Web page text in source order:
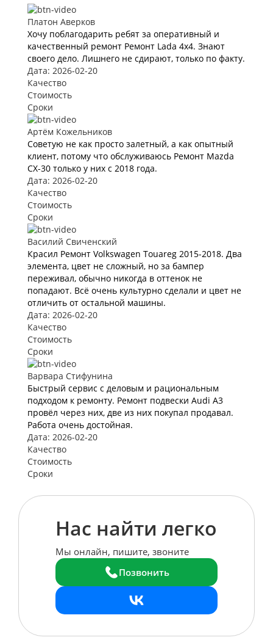
Платон Аверков
Хочу поблагодарить ребят за оперативный и
качественный ремонт Ремонт Lada 4х4. Знают
своего дело. Лишнего не сдирают, только по факту.
Дата: 2026-02-20
Качество
Стоимость
Сроки
Артём Кожельников
Советую не как просто залетный, а как опытный
клиент, потому что обслуживаюсь Ремонт Mazda
CX-30 только у них с 2018 года.
Дата: 2026-02-20
Качество
Стоимость
Сроки
Василий Свиченский
Красил Ремонт Volkswagen Touareg 2015-2018. Два
элемента, цвет не сложный, но за бампер
переживал, обычно никогда в оттенок не
попадают. Всё очень культурно сделали и цвет не
отличить от остальной машины.
Дата: 2026-02-20
Качество
Стоимость
Сроки
Варвара Стифунина
Быстрый сервис с деловым и рациональным
подходом к ремонту. Ремонт подвески Audi A3
провёл через них, две из них покупал продавал.
Работа очень достойная.
Дата: 2026-02-20
Качество
Стоимость
Сроки
Нас найти легко
Мы онлайн, пишите, звоните
Позвонить